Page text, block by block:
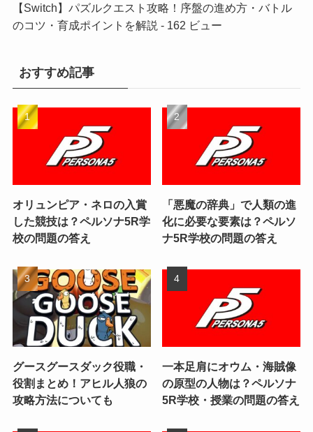
【Switch】パズルクエスト攻略！序盤の進め方・バトル
のコツ・育成ポイントを解説 - 162 ビュー
おすすめ記事
オリュンピア・ネロの入賞
した競技は？ペルソナ5R学
校の問題の答え
「悪魔の辞典」で人類の進
化に必要な要素は？ペルソ
ナ5R学校の問題の答え
グースグースダック役職・
役割まとめ！アヒル人狼の
攻略方法についても
一本足肩にオウム・海賊像
の原型の人物は？ペルソナ
5R学校・授業の問題の答え